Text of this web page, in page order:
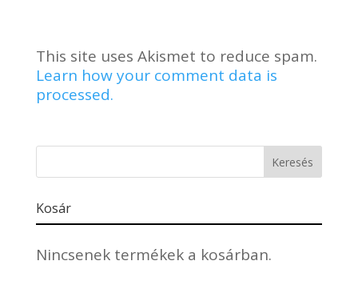
This site uses Akismet to reduce spam.
Learn how your comment data is
processed.
Kosár
Nincsenek termékek a kosárban.